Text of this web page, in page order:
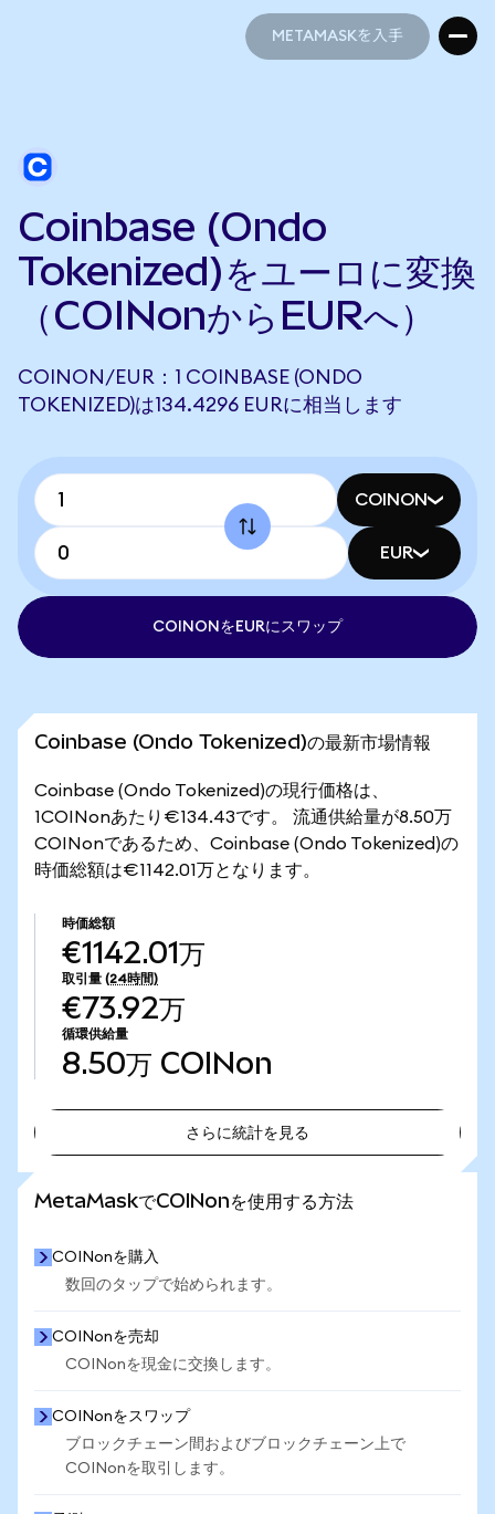
METAMASKを入手
Coinbase (Ondo
Tokenized)をユーロに変換
（COINonからEURへ）
COINON/EUR：1 COINBASE (ONDO
TOKENIZED)は134.4296 EURに相当します
COINON
EUR
COINONをEURにスワップ
Coinbase (Ondo Tokenized)の最新市場情報
Coinbase (Ondo Tokenized)の現行価格は、
1COINonあたり€134.43です。 流通供給量が8.50万
COINonであるため、Coinbase (Ondo Tokenized)の
時価総額は€1142.01万となります。
時価総額
€1142.01万
取引量 (24時間)
€73.92万
循環供給量
8.50万 COINon
さらに統計を見る
MetaMaskでCOINonを使用する方法
COINonを購入
数回のタップで始められます。
COINonを売却
COINonを現金に交換します。
COINonをスワップ
ブロックチェーン間およびブロックチェーン上で
COINonを取引します。